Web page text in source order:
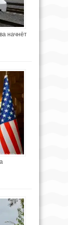
начнёт